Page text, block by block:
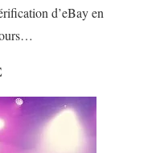
d’eBay en